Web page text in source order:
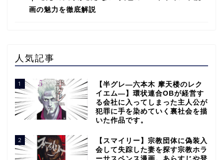
画の魅力を徹底解説
人気記事
1
【半グレ―六本木 摩天楼のレク
イエム―】環状連合OBが経営す
る会社に入ってしまった主人公が
犯罪に手を染めていく裏社会を描
いた作品です。
2
【スマイリー】宗教団体に偽装入
会して失踪した妻を探す宗教ホラ